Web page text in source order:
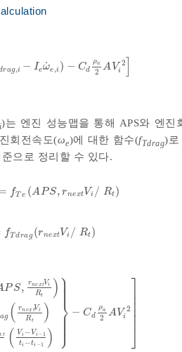
rag,i − Ieω
˙e ,i ) − Cd
ρa
2 A V 2
i
g, e, i 2 i2
)는 엔진 성능맵을 통해 APS와 엔진
회전속도(ωe)에 대한 함수(fTdrag)
으로 정리할 수 있다.
fTe ( A PS, rnext Vi / Rt )
ω e⋅i =fTeAPS,rnext Vi/
fTdrag (rnext Vi / Rt )
e⋅i=fTdragrne xtV
P S, rnextVi
Rt )
ag ( rn ex tVi
Rt )
t ( Vi − Vi− 1
ti −ti −1 )
⎫
⎬
⎪⎪⎪⎪
⎪
⎪
⎪
− Cd
ρa
2 AV 2
i
⎤⎥⎥⎥⎥⎥
,r ne xtV R T ne V R